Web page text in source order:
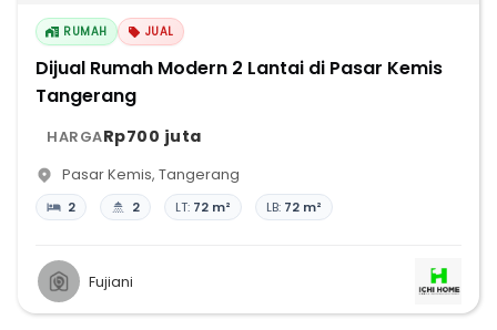
RUMAH JUAL
Dijual Rumah Modern 2 Lantai di Pasar Kemis
Tangerang
HARGARp700 juta
Pasar Kemis, Tangerang
2 2 LT: 72 m² LB: 72 m²
Fujiani